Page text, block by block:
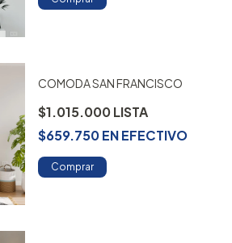
COMODA SAN FRANCISCO
$1.015.000
$659.750ENEFECTIVO
Comprar